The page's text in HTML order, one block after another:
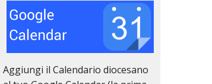
Aggiungi il Calendario diocesano